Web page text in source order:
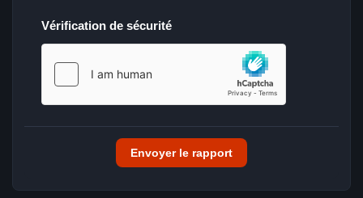
Vérification de sécurité
Envoyer le rapport